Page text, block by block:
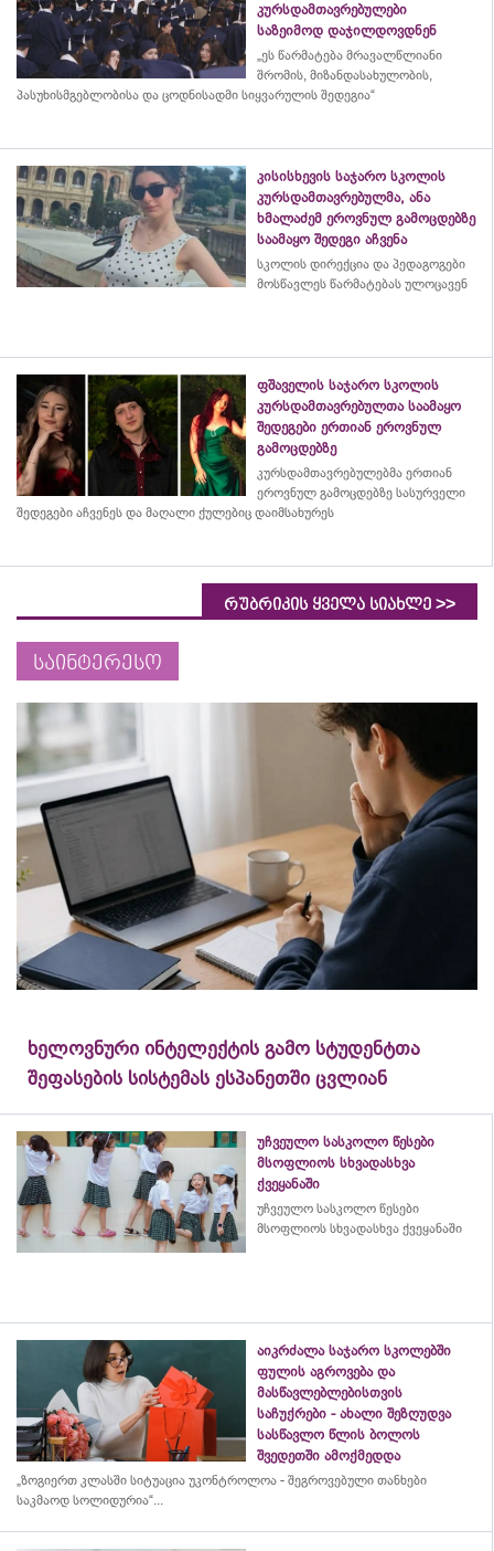
კურსდამთავრებულები
საზეიმოდ დაჯილდოვდნენ
„ეს წარმატება მრავალწლიანი
შრომის, მიზანდასახულობის,
პასუხისმგებლობისა და ცოდნისადმი სიყვარულის შედეგია“
კისისხევის საჯარო სკოლის
კურსდამთავრებულმა, ანა
ხმალაძემ ეროვნულ გამოცდებზე
საამაყო შედეგი აჩვენა
სკოლის დირექცია და პედაგოგები
მოსწავლეს წარმატებას ულოცავენ
ფშაველის საჯარო სკოლის
კურსდამთავრებულთა საამაყო
შედეგები ერთიან ეროვნულ
გამოცდებზე
კურსდამთავრებულებმა ერთიან
ეროვნულ გამოცდებზე სასურველი
შედეგები აჩვენეს და მაღალი ქულებიც დაიმსახურეს
რუბრიკის ყველა სიახლე >>
საინტერესო
ხელოვნური ინტელექტის გამო სტუდენტთა
შეფასების სისტემას ესპანეთში ცვლიან
უჩვეულო სასკოლო წესები
მსოფლიოს სხვადასხვა
ქვეყანაში
უჩვეულო სასკოლო წესები
მსოფლიოს სხვადასხვა ქვეყანაში
აიკრძალა საჯარო სკოლებში
ფულის აგროვება და
მასწავლებლებისთვის
საჩუქრები - ახალი შეზღუდვა
სასწავლო წლის ბოლოს
შვედეთში ამოქმედდა
„ზოგიერთ კლასში სიტუაცია უკონტროლოა - შეგროვებული თანხები
საკმაოდ სოლიდურია“...